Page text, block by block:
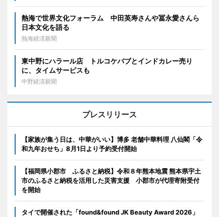
熱海で世界文化フォーラム 中田英寿さんや冨永愛さんら
日本文化を語る
熱海経済新聞
東中野にハラール店 トルコケバブとインドカレー売り
に、タイムサービスも
中野経済新聞
プレスリリース
【家族が集う日は、中華がいい】博多 老舗中華料理 八仙閣「令
和九年おせち」8月1日より予約受付開始
【福岡県小郡市 ふるさと納税】令和８年熊本地震 熊本県宇土
市のふるさと納税を活用した災害支援 小郡市が代理寄附受付
を開始
タイで開催された「found&found JK Beauty Award 2026」